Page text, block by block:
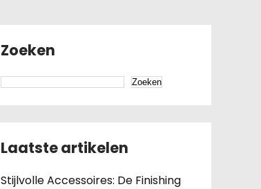
Zoeken
Zoeken
Laatste artikelen
Stijlvolle Accessoires: De Finishing